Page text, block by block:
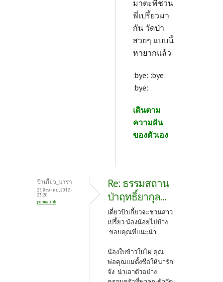
มาตะพี่ชวน
พี่เปรี้ยวมา
กัน วัดป่า
สวยๆ แบบนี้
หายากแล้ว
:bye: :bye:
:bye:
เดินตาม
ความฝัน
ของตัวเอง
ป้าเกี้ยว_บารา
25 สิงหาคม, 2012 -
23:20
permalink
Re: ธรรมสถาน
ป่าฤทธิ์ยากุล...
เดี๋ยวป้าเกี้ยวจะชวนสาว
เปรี้ยว น้องน้อยไปบ้าง
ขอบคุณที่แนะนำ
น้องใบข้าวใบไผ่ คุณ
พ่อคุณแม่ตั้งชื่อให้น่ารัก
จัง น่าเอาตัวอย่าง